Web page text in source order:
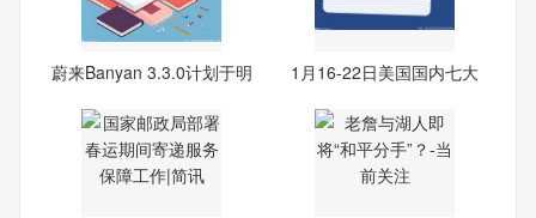
蔚来Banyan 3.3.0计划于明
1月16-22日美国国内七大